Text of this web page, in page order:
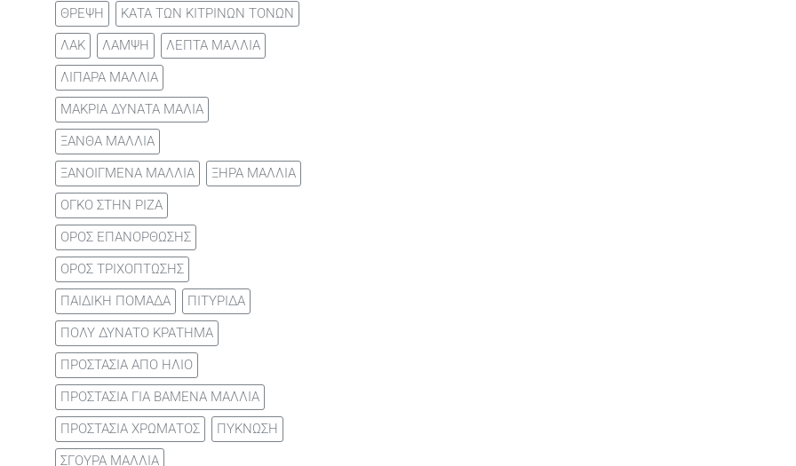
ΘΡΕΨΗ
ΚΑΤΑ ΤΩΝ ΚΙΤΡΙΝΩΝ ΤΟΝΩΝ
ΛΑΚ
ΛΑΜΨΗ
ΛΕΠΤΑ ΜΑΛΛΙΑ
ΛΙΠΑΡΑ ΜΑΛΛΙΑ
ΜΑΚΡΙΑ ΔΥΝΑΤΑ ΜΑΛΙΑ
ΞΑΝΘΑ ΜΑΛΛΙΑ
ΞΑΝΟΙΓΜΕΝΑ ΜΑΛΛΙΑ
ΞΗΡΑ ΜΑΛΛΙΑ
ΟΓΚΟ ΣΤΗΝ ΡΙΖΑ
ΟΡΟΣ ΕΠΑΝΟΡΘΩΣΗΣ
ΟΡΟΣ ΤΡΙΧΟΠΤΩΣΗΣ
ΠΑΙΔΙΚΗ ΠΟΜΑΔΑ
ΠΙΤΥΡΙΔΑ
ΠΟΛΥ ΔΥΝΑΤΟ ΚΡΑΤΗΜΑ
ΠΡΟΣΤΑΣΙΑ ΑΠΟ ΗΛΙΟ
ΠΡΟΣΤΑΣΙΑ ΓΙΑ ΒΑΜΕΝΑ ΜΑΛΛΙΑ
ΠΡΟΣΤΑΣΙΑ ΧΡΩΜΑΤΟΣ
ΠΥΚΝΩΣΗ
ΣΓΟΥΡΑ ΜΑΛΛΙΑ